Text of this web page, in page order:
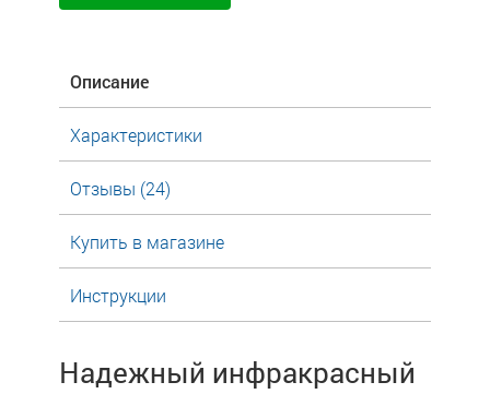
Описание
Характеристики
Отзывы (24)
Купить в магазине
Инструкции
Надежный инфракрасный